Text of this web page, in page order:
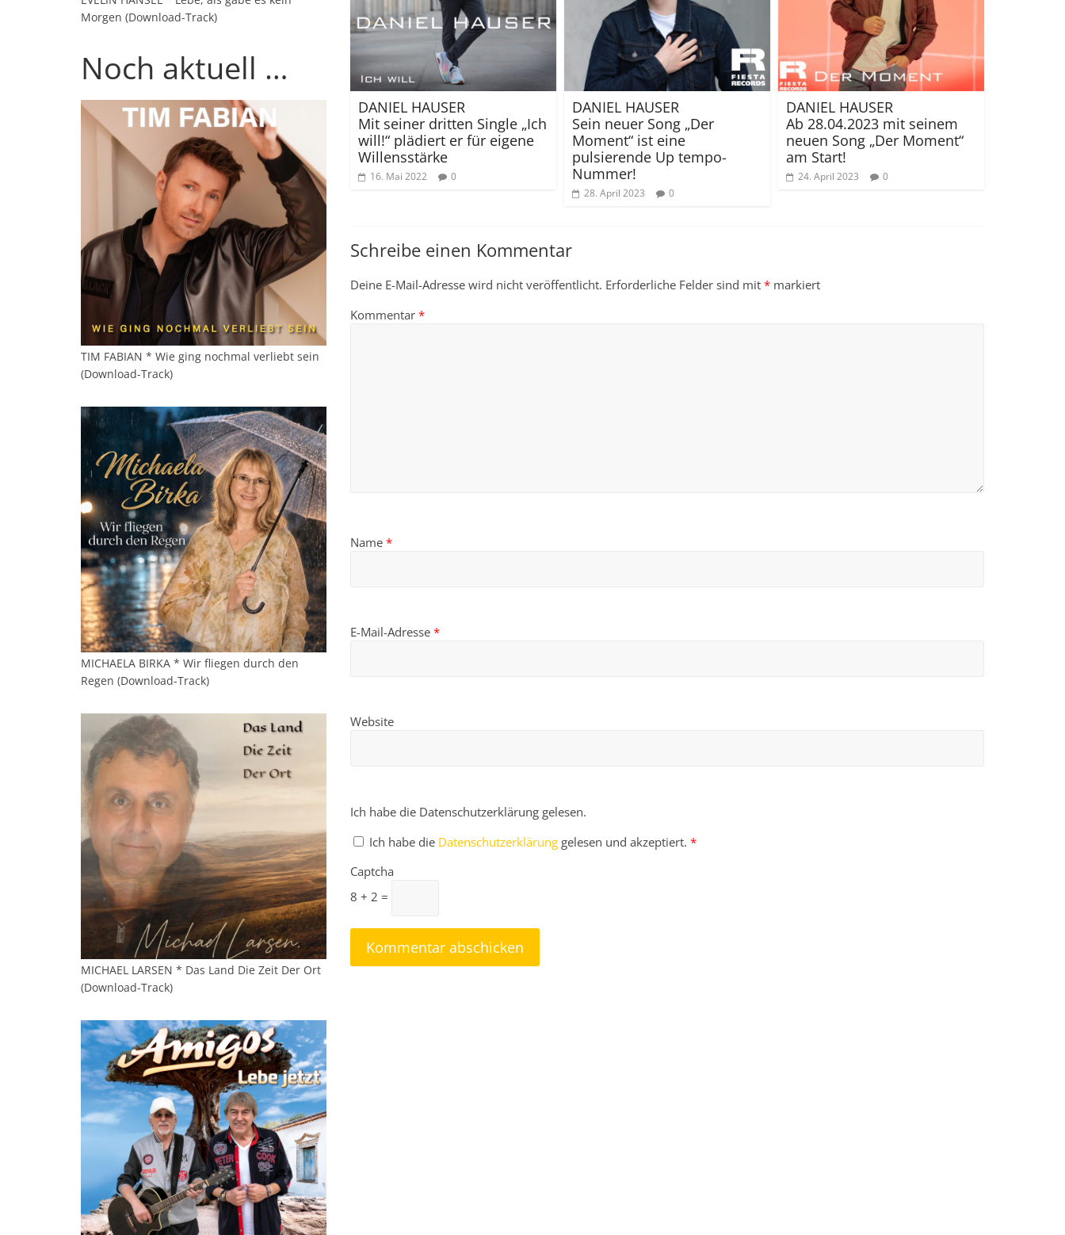
DANIEL HAUSER
Mit seiner dritten Single „Ich
will!“ plädiert er für eigene
Willensstärke
16. Mai 2022 0
DANIEL HAUSER
Sein neuer Song „Der
Moment“ ist eine
pulsierende Up tempo-
Nummer!
28. April 2023 0
DANIEL HAUSER
Ab 28.04.2023 mit seinem
neuen Song „Der Moment“
am Start!
24. April 2023 0
Schreibe einen Kommentar
Deine E-Mail-Adresse wird nicht veröffentlicht. Erforderliche Felder sind mit * markiert
Kommentar *
Name *
E-Mail-Adresse *
Website
Ich habe die Datenschutzerklärung gelesen.
Ich habe die Datenschutzerklärung gelesen und akzeptiert. *
Captcha
8 + 2 =
Morgen (Download-Track)
Noch aktuell …
TIM FABIAN * Wie ging nochmal verliebt sein
(Download-Track)
MICHAELA BIRKA * Wir fliegen durch den
Regen (Download-Track)
MICHAEL LARSEN * Das Land Die Zeit Der Ort
(Download-Track)